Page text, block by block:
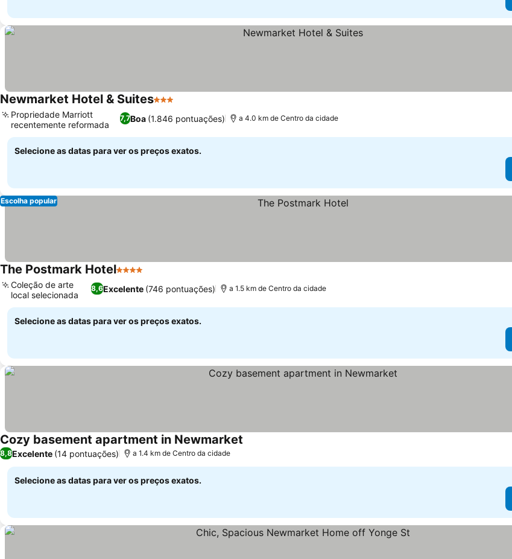
Newmarket Hotel & Suites3 Estrelas
7,7Boa (1.846 pontuações)
Propriedade Marriott
recentemente reformada
a 4.0 km de Centro da cidade
Selecione as datas para ver os preços exatos.
Escolha popular
The Postmark Hotel4 Estrelas
8,6Excelente (746 pontuações)
Coleção de arte
local selecionada
a 1.5 km de Centro da cidade
Selecione as datas para ver os preços exatos.
Cozy basement apartment in Newmarket
8,8Excelente (14 pontuações) a 1.4 km de Centro da cidade
Selecione as datas para ver os preços exatos.